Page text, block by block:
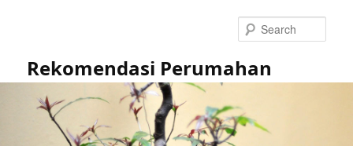
Rekomendasi Perumahan